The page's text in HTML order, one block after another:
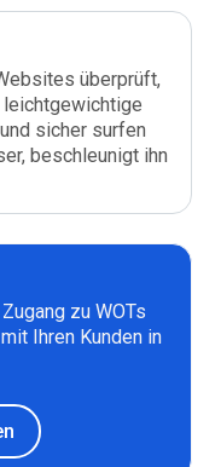
überprüft,
leichtgewichtige
sicher surfen
beschleunigt ihn
zu WOTs
Ihren Kunden in